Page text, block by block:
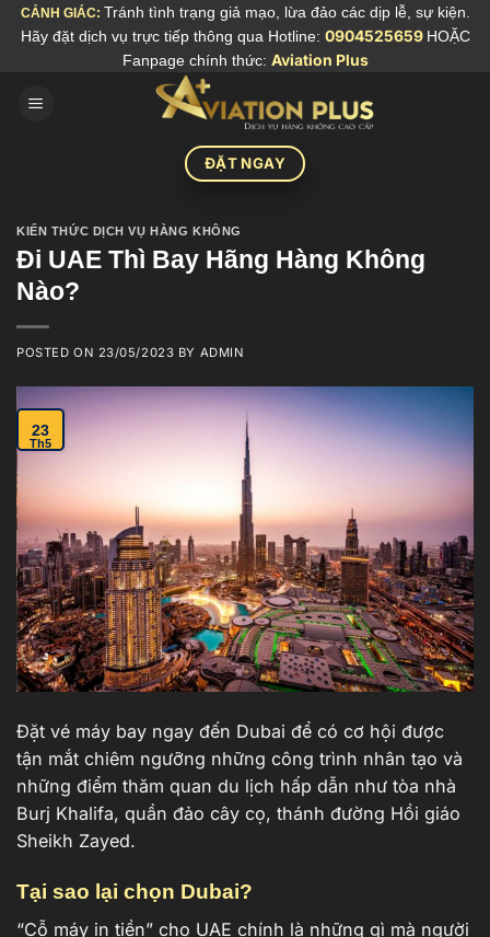
SkipCẢNH GIÁC: Tránh tình trạng giả mạo, lừa đảo các dịp lễ, sự kiện.
Hãy đặt dịch vụ trực tiếp thông qua Hotline: 0904525659 HOẶC
Fanpage chính thức: Aviation Plus
ĐẶT NGAY
KIẾN THỨC DỊCH VỤ HÀNG KHÔNG
Đi UAE Thì Bay Hãng Hàng Không
Nào?
POSTED ON 23/05/2023 BY ADMIN
23
Th5
Đặt vé máy bay ngay đến Dubai để có cơ hội được
tận mắt chiêm ngưỡng những công trình nhân tạo và
những điểm thăm quan du lịch hấp dẫn như tòa nhà
Burj Khalifa, quần đảo cây cọ, thánh đường Hồi giáo
Sheikh Zayed.
Tại sao lại chọn Dubai?
“Cỗ máy in tiền” cho UAE chính là những gì mà người